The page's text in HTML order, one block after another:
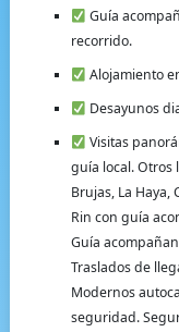
Guía
recorrido.
Alojamiento
Desayunos
Visitas
guía local. Otros
Brujas, La Haya,
Rin con guía
Guía
Traslados de
Modernos
seguridad.